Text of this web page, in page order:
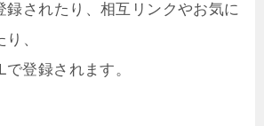
録されたり、相互リンクやお気に
、
登録されます。